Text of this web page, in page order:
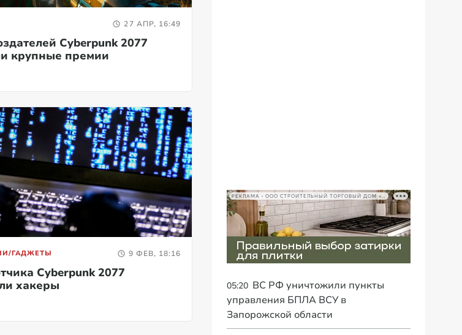
27 АПР, 16:49
Cyberpunk 2077
крупные премии
ГАДЖЕТЫ 9 ФЕВ, 18:16
Cyberpunk 2077
хакеры
05:20 ВС РФ уничтожили пункты
управления БПЛА ВСУ в
Запорожской области